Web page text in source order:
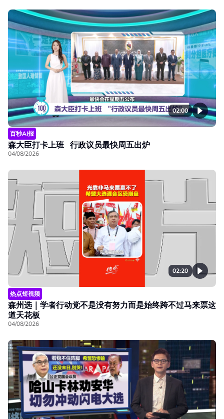
02:00
百秒AI报
森大臣打卡上班 行政议员最快周五出炉
04/08/2026
02:20
热点短视频
森州选｜学者行动党不是没有努力而是始终跨不过马来票这
道天花板
04/08/2026